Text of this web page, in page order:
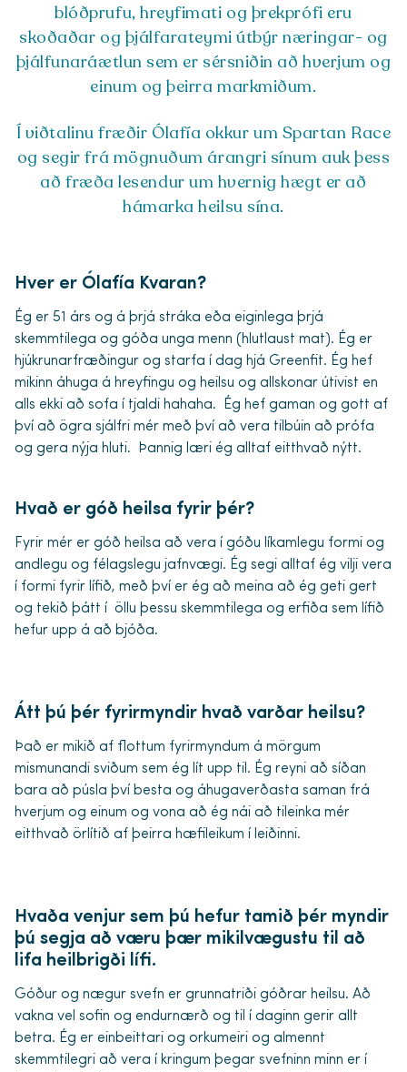
blóðprufu, hreyfimati og þrekprófi eru
skoðaðar og þjálfarateymi útbýr næringar- og
þjálfunaráætlun sem er sérsniðin að hverjum og
einum og þeirra markmiðum.
Í viðtalinu fræðir Ólafía okkur um Spartan Race
og segir frá mögnuðum árangri sínum auk þess
að fræða lesendur um hvernig hægt er að
hámarka heilsu sína.
Hver er Ólafía Kvaran?
Ég er 51 árs og á þrjá stráka eða eiginlega þrjá
skemmtilega og góða unga menn (hlutlaust mat). Ég er
hjúkrunarfræðingur og starfa í dag hjá Greenfit. Ég hef
mikinn áhuga á hreyfingu og heilsu og allskonar útivist en
alls ekki að sofa í tjaldi hahaha. Ég hef gaman og gott af
því að ögra sjálfri mér með því að vera tilbúin að prófa
og gera nýja hluti. Þannig læri ég alltaf eitthvað nýtt.
Hvað er góð heilsa fyrir þér?
Fyrir mér er góð heilsa að vera í góðu líkamlegu formi og
andlegu og félagslegu jafnvægi. Ég segi alltaf ég vilji vera
í formi fyrir lífið, með því er ég að meina að ég geti gert
og tekið þátt í öllu þessu skemmtilega og erfiða sem lífið
hefur upp á að bjóða.
Átt þú þér fyrirmyndir hvað varðar heilsu?
Það er mikið af flottum fyrirmyndum á mörgum
mismunandi sviðum sem ég lít upp til. Ég reyni að síðan
bara að púsla því besta og áhugaverðasta saman frá
hverjum og einum og vona að ég nái að tileinka mér
eitthvað örlítið af þeirra hæfileikum í leiðinni.
Hvaða venjur sem þú hefur tamið þér myndir
þú segja að væru þær mikilvægustu til að
lifa heilbrigði lífi.
Góður og nægur svefn er grunnatriði góðrar heilsu. Að
vakna vel sofin og endurnærð og til í daginn gerir allt
betra. Ég er einbeittari og orkumeiri og almennt
skemmtilegri að vera í kringum þegar svefninn minn er í